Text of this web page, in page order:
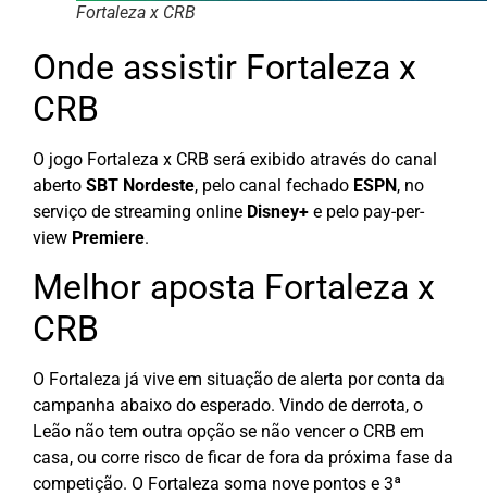
Fortaleza x CRB
Onde assistir Fortaleza x
CRB
O jogo Fortaleza x CRB será exibido através do canal
aberto SBT Nordeste, pelo canal fechado ESPN, no
serviço de streaming online Disney+ e pelo pay-per-
view Premiere.
Melhor aposta Fortaleza x
CRB
O Fortaleza já vive em situação de alerta por conta da
campanha abaixo do esperado. Vindo de derrota, o
Leão não tem outra opção se não vencer o CRB em
casa, ou corre risco de ficar de fora da próxima fase da
competição. O Fortaleza soma nove pontos e 3ª